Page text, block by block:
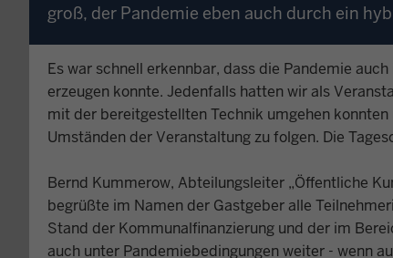
groß, der Pandemie eben auch durch ein
Es war schnell erkennbar, dass die Pandemie
erzeugen konnte. Jedenfalls hatten wir als
mit der bereitgestellten Technik umgehen
Umständen der Veranstaltung zu folgen. Die
Bernd Kummerow, Abteilungsleiter „Öffentliche
begrüßte im Namen der Gastgeber alle
Stand der Kommunalfinanzierung und der im
auch unter Pandemiebedingungen weiter - wenn